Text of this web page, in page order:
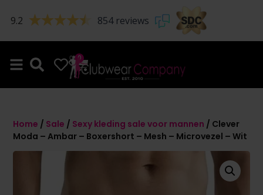
9.2 854 reviews
0 0
Home / Sale / Sexy kleding sale voor mannen / Clever
Moda – Ambar – Boxershort – Mesh – Microvezel – Wit